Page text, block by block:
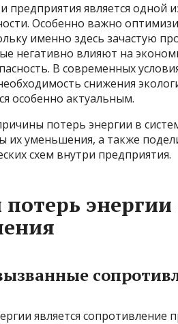
предприятия является одной
Особенно важно
именно здесь зачастую
негативно влияют на
В современных
снижения
особенно актуальным.
потерь энергии в
уменьшения, а также
схем внутри предприятия.
энергии
является сопротивление